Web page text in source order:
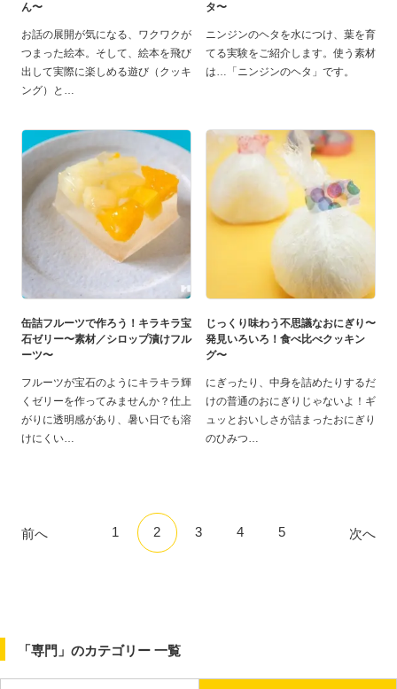
ん〜
お話の展開が気になる、ワクワクが
つまった絵本。そして、絵本を飛び
出して実際に楽しめる遊び（クッキ
ング）と
タ〜
ニンジンのヘタを水につけ、葉を育
てる実験をご紹介します。使う素材
は…「ニンジンのヘタ」です。
缶詰フルーツで作ろう！キラキラ宝
石ゼリー〜素材／シロップ漬けフル
ーツ〜
フルーツが宝石のようにキラキラ輝
くゼリーを作ってみませんか？仕上
がりに透明感があり、暑い日でも溶
けにくい
じっくり味わう不思議なおにぎり〜
発見いろいろ！食べ比べクッキン
グ〜
にぎったり、中身を詰めたりするだ
けの普通のおにぎりじゃないよ！ギ
ュッとおいしさが詰まったおにぎり
のひみつ
前へ 1 2 3 4 5 次へ
「専門」のカテゴリー 一覧